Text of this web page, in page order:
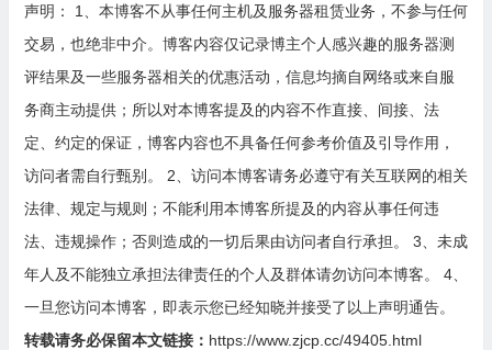
声明： 1、本博客不从事任何主机及服务器租赁业务，不参与任何
交易，也绝非中介。博客内容仅记录博主个人感兴趣的服务器测
评结果及一些服务器相关的优惠活动，信息均摘自网络或来自服
务商主动提供；所以对本博客提及的内容不作直接、间接、法
定、约定的保证，博客内容也不具备任何参考价值及引导作用，
访问者需自行甄别。 2、访问本博客请务必遵守有关互联网的相关
法律、规定与规则；不能利用本博客所提及的内容从事任何违
法、违规操作；否则造成的一切后果由访问者自行承担。 3、未成
年人及不能独立承担法律责任的个人及群体请勿访问本博客。 4、
一旦您访问本博客，即表示您已经知晓并接受了以上声明通告。
转载请务必保留本文链接： https://www.zjcp.cc/49405.html